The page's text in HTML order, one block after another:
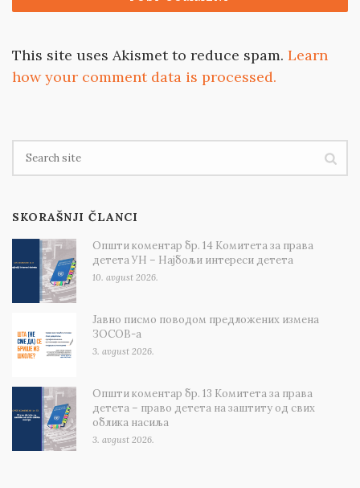
This site uses Akismet to reduce spam. Learn
how your comment data is processed.
SKORAŠNJI ČLANCI
Општи коментар бр. 14 Комитета за права
детета УН – Најбољи интереси детета
10. avgust 2026.
Јавно писмо поводом предложених измена
ЗОСОВ-а
3. avgust 2026.
Општи коментар бр. 13 Комитета за права
детета – право детета на заштиту од свих
облика насиља
3. avgust 2026.